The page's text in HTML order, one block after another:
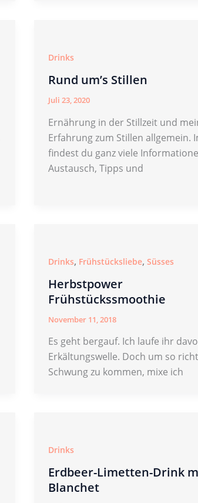
Drinks
Rund um’s Stillen
Juli 23, 2020
Ernährung in der Stillzeit und
Erfahrung zum Stillen allgemein.
findest du ganz viele
Austausch, Tipps und
Drinks, Frühstücksliebe,Süsses
Herbstpower
Frühstückssmoothie
November 11, 2018
Es geht bergauf. Ich laufe ihr
Erkältungswelle. Doch um so
Schwung zu kommen, mixe ich
Drinks
Erdbeer-Limetten-Drink
Blanchet